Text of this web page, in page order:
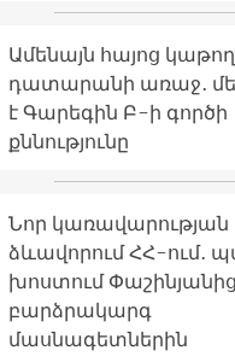
Ամենայն հայոց
դատարանի առաջ․
է Գարեգին Բ-ի գործի
քննությունը
Նոր կառավարության
ձևավորում ՀՀ-ում․
խոստում Փաշինյանից
բարձրակարգ
մասնագետներին